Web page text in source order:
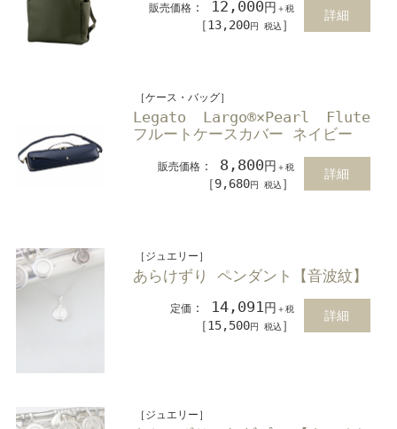
販売価格 ： 12,000円 ＋税
［13,200円 税込 ］
詳細
［ケース・バッグ］
Legato Largo®×Pearl Flute
フルートケースカバー ネイビー
販売価格 ： 8,800円 ＋税
［9,680円 税込 ］
詳細
［ジュエリー］
あらけずり ペンダント【音波紋】
定価 ： 14,091 円 ＋税
［15,500円 税込 ］
詳細
［ジュエリー］